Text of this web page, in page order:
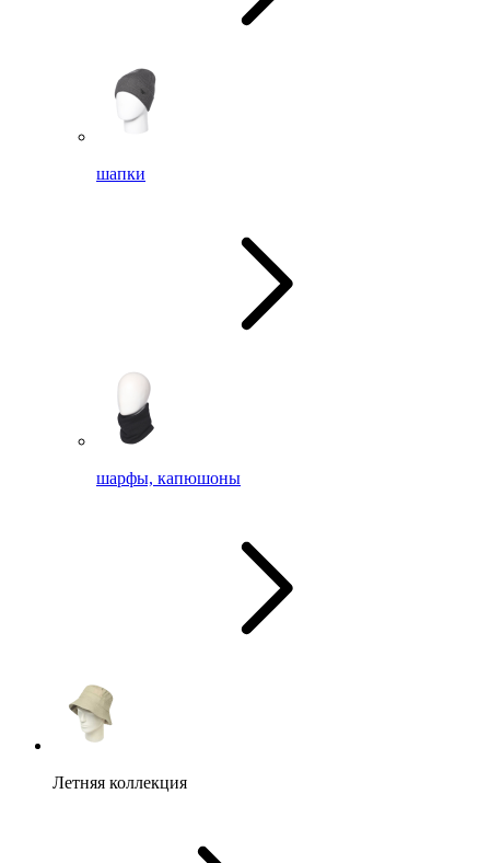
шапки
шарфы, капюшоны
Летняя коллекция